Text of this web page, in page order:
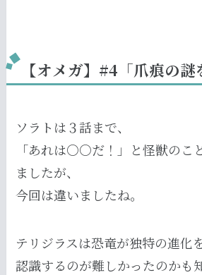
【オメガ】#4「爪痕の
ソラトは３話まで、
「あれは○○だ！」と怪獣のこ
ましたが、
今回は違いましたね。
テリジラスは恐竜が独特の進化
認識するのが難しかったのかも